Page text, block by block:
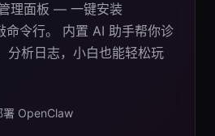
理面板 — 一键安装
命令行。 内置 AI 助手帮你诊
分析日志，小白也能轻松玩
署 OpenClaw